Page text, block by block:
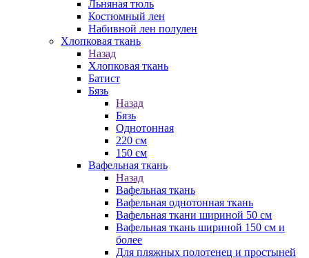
Льняная тюль
Костюмный лен
Набивной лен полулен
Хлопковая ткань
Назад
Хлопковая ткань
Батист
Бязь
Назад
Бязь
Однотонная
220 см
150 см
Вафельная ткань
Назад
Вафельная ткань
Вафельная однотонная ткань
Вафельная ткани шириной 50 см
Вафельная ткань шириной 150 см и
более
Для пляжных полотенец и простыней